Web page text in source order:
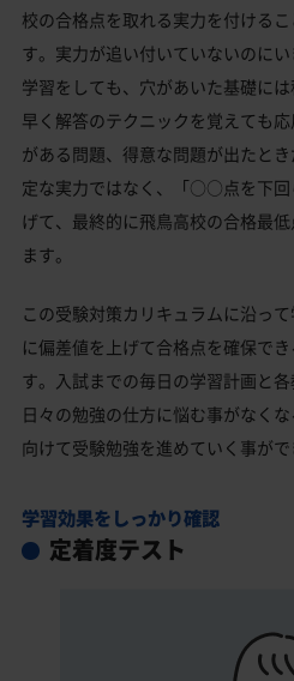
校の合格点を取れる実力を付ける
す。実力が追い付いていないのに
学習をしても、穴があいた基礎に
早く解答のテクニックを覚えても
がある問題、得意な問題が出たと
定な実力ではなく、「○○点を下回
げて、最終的に飛鳥高校の合格最
ます。
この受験対策カリキュラムに沿っ
に偏差値を上げて合格点を確保で
す。入試までの毎日の学習計画と各
日々の勉強の仕方に悩む事がなく
向けて受験勉強を進めていく事がで
学習効果をしっかり確認
定着度テスト